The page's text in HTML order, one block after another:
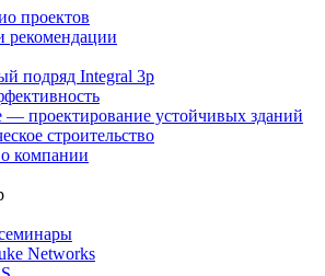
проектов
рекомендации
подряд Integral 3p
— проектирование устойчивых зданий
строительство
компании
Networks